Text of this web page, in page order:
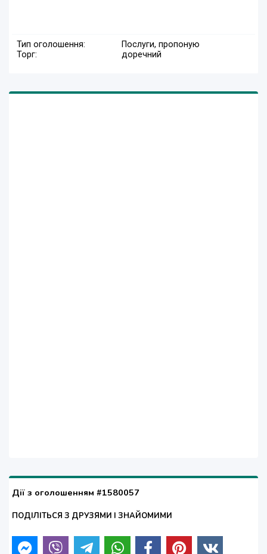
Тип оголошення:
Послуги, пропоную
Торг:
доречний
Дії з оголошенням #1580057
ПОДІЛІТЬСЯ З ДРУЗЯМИ І ЗНАЙОМИМИ